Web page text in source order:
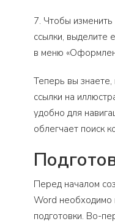
7. Чтобы
ссылки, выделите
в меню
Теперь вы знаете,
ссылки на
удобно для
облегчает поиск
Перед началом
Word необходимо
подготовки. Во-